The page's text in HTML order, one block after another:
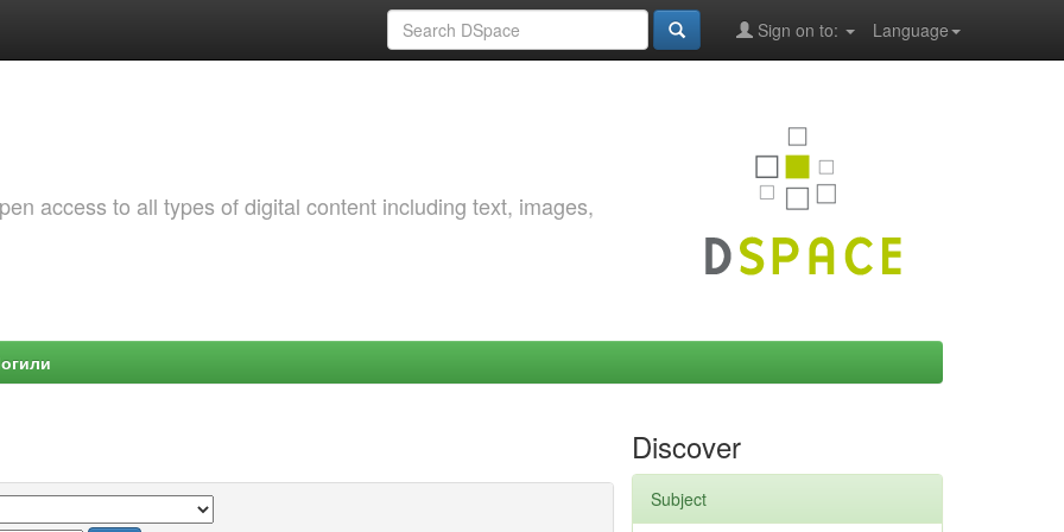
Language
Sign on to:
access to all types of digital content including text, images,
Discover
Subject